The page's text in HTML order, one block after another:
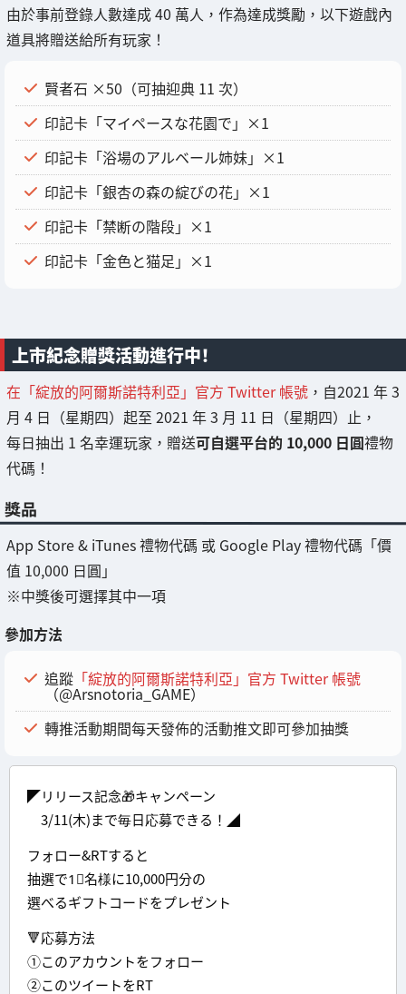
由於事前登錄人數達成 40 萬人，作為達成獎勵，以下遊戲內
道具將贈送給所有玩家！
賢者石 ×50（可抽迎典 11 次）
印記卡「マイペースな花園で」×1
印記卡「浴場のアルベール姉妹」×1
印記卡「銀杏の森の綻びの花」×1
印記卡「禁断の階段」×1
印記卡「金色と猫足」×1
上市紀念贈獎活動進行中！
在「綻放的阿爾斯諾特利亞」官方 Twitter 帳號 ，自2021 年 3
月 4 日（星期四）起至 2021 年 3 月 11 日（星期四）止，
每日抽出 1 名幸運玩家，贈送可自選平台的 10,000 日圓禮物
代碼！
獎品
App Store & iTunes 禮物代碼 或 Google Play 禮物代碼「價
值 10,000 日圓」
※中獎後可選擇其中一項
參加方法
追蹤 「綻放的阿爾斯諾特利亞」官方 Twitter 帳號
（@Arsnotoria_GAME）
轉推活動期間每天發佈的活動推文即可參加抽獎
◤リリース記念🎁キャンペーン
3/11(木)まで毎日応募できる！◢
フォロー&RTすると
抽選で1⃣名様に10,000円分の
選べるギフトコードをプレゼント
🔻応募方法
①このアカウントをフォロー
②このツイートをRT